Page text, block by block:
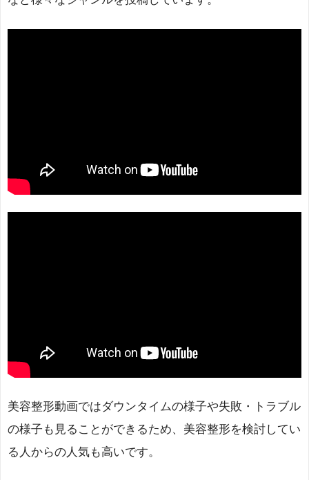
美容整形動画ではダウンタイムの様子や失敗・トラブル
の様子も見ることができるため、美容整形を検討してい
る人からの人気も高いです。